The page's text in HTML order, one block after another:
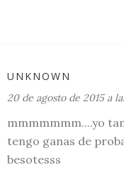
UNKNOWN
20 de agosto de 2015 a
mmmmmmm....yo
tengo ganas de
besotesss